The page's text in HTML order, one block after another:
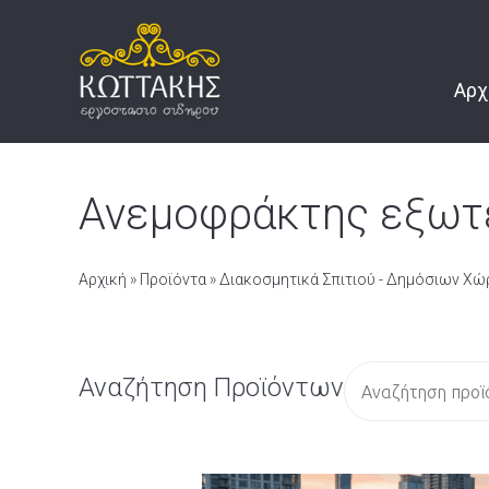
Ανεμοφράκτης
Αρχική » Προϊόντα »Διακοσμητικά Σπιτιού - Δημόσιων
Αναζήτηση Προϊόντων